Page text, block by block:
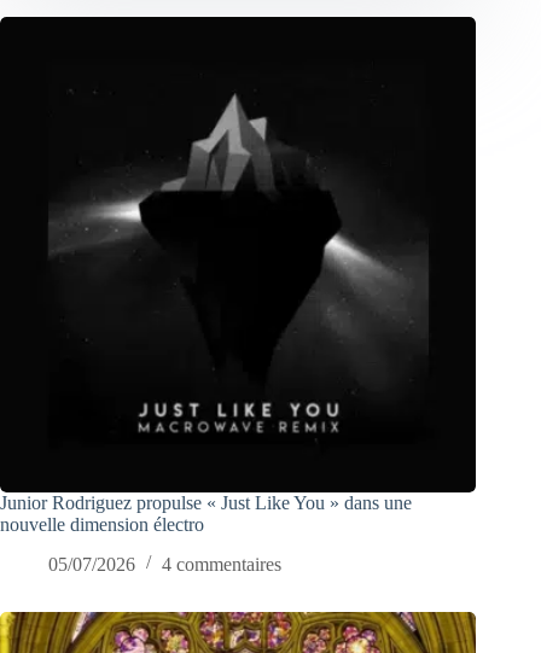
Junior Rodriguez propulse « Just Like You » dans une
nouvelle dimension électro
05/07/2026
4 commentaires